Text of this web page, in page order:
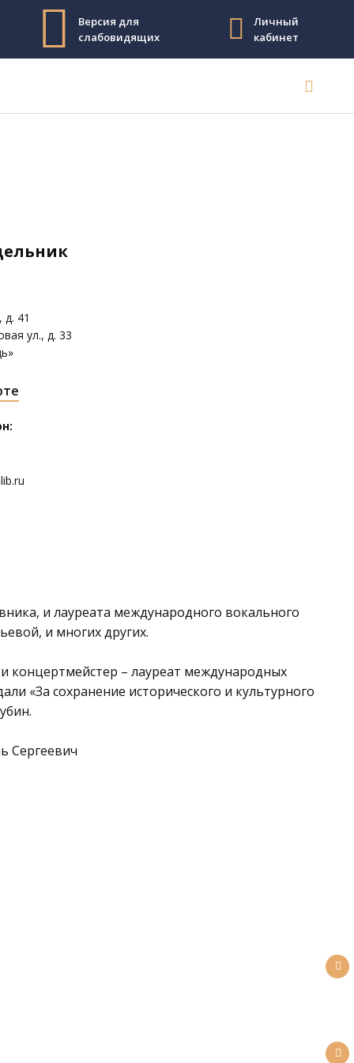
Версия для
слабовидящих
Личный
кабинет
д. 41
ул., д. 33
и лауреата международного вокального
и многих других.
концертмейстер – лауреат международных
«За сохранение исторического и культурного
Сергеевич